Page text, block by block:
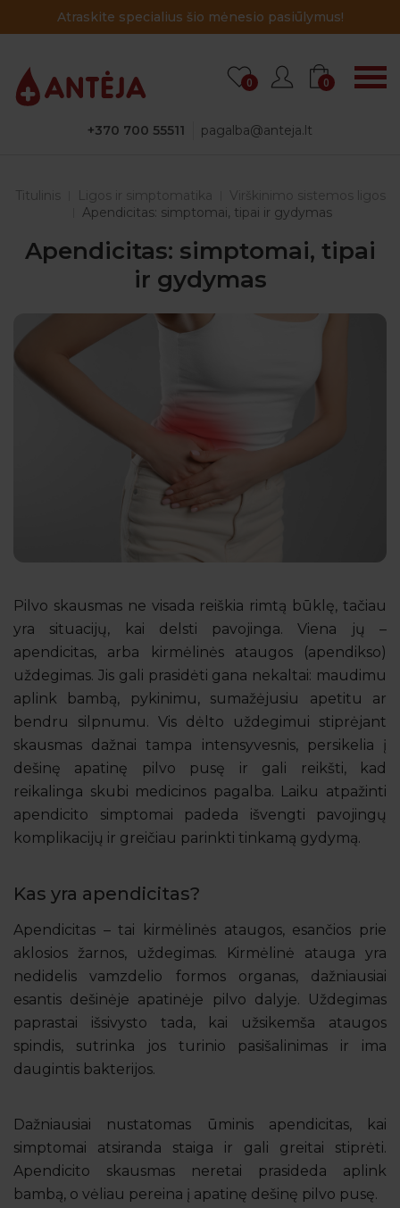
Atraskite specialius šio mėnesio pasiūlymus!
+370 700 55511 pagalba@anteja.lt
0 0
Titulinis Ligos ir simptomatika
Virškinimo sistemos ligos
Apendicitas: simptomai, tipai ir gydymas
Apendicitas: simptomai, tipai
ir gydymas
Pilvo skausmas ne visada reiškia rimtą būklę, tačiau
yra situacijų, kai delsti pavojinga. Viena jų –
apendicitas, arba kirmėlinės ataugos (apendikso)
uždegimas. Jis gali prasidėti gana nekaltai: maudimu
aplink bambą, pykinimu, sumažėjusiu apetitu ar
bendru silpnumu. Vis dėlto uždegimui stiprėjant
skausmas dažnai tampa intensyvesnis, persikelia į
dešinę apatinę pilvo pusę ir gali reikšti, kad
reikalinga skubi medicinos pagalba. Laiku atpažinti
apendicito simptomai padeda išvengti pavojingų
komplikacijų ir greičiau parinkti tinkamą gydymą.
Kas yra apendicitas?
Apendicitas – tai kirmėlinės ataugos, esančios prie
aklosios žarnos, uždegimas. Kirmėlinė atauga yra
nedidelis vamzdelio formos organas, dažniausiai
esantis dešinėje apatinėje pilvo dalyje. Uždegimas
paprastai išsivysto tada, kai užsikemša ataugos
spindis, sutrinka jos turinio pasišalinimas ir ima
daugintis bakterijos.
Dažniausiai nustatomas ūminis apendicitas, kai
simptomai atsiranda staiga ir gali greitai stiprėti.
Apendicito skausmas neretai prasideda aplink
bambą, o vėliau pereina į apatinę dešinę pilvo pusę.